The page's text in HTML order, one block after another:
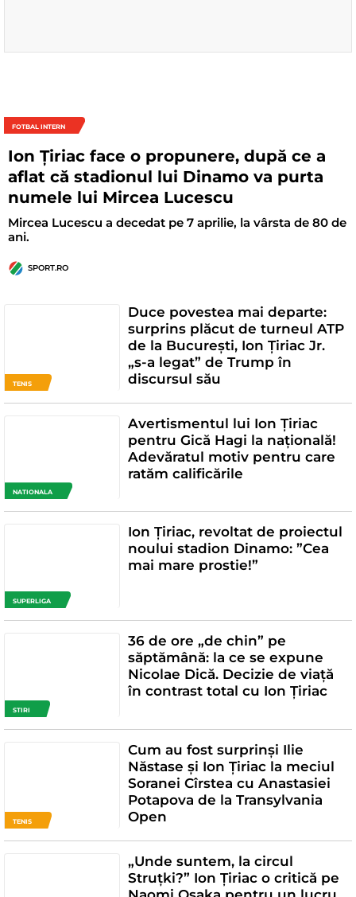
FOTBAL INTERN
Ion Țiriac face o propunere, după ce a
aflat că stadionul lui Dinamo va purta
numele lui Mircea Lucescu
Mircea Lucescu a decedat pe 7 aprilie, la vârsta de 80 de
ani.
SPORT.RO
TENIS
Duce povestea mai departe:
surprins plăcut de turneul ATP
de la București, Ion Țiriac Jr.
„s-a legat” de Trump în
discursul său
NATIONALA
Avertismentul lui Ion Țiriac
pentru Gică Hagi la națională!
Adevăratul motiv pentru care
ratăm calificările
SUPERLIGA
Ion Țiriac, revoltat de proiectul
noului stadion Dinamo: ”Cea
mai mare prostie!”
STIRI
36 de ore „de chin” pe
săptămână: la ce se expune
Nicolae Dică. Decizie de viață
în contrast total cu Ion Țiriac
TENIS
Cum au fost surprinși Ilie
Năstase și Ion Țiriac la meciul
Soranei Cîrstea cu Anastasiei
Potapova de la Transylvania
Open
„Unde suntem, la circul
Struțki?” Ion Țiriac o critică pe